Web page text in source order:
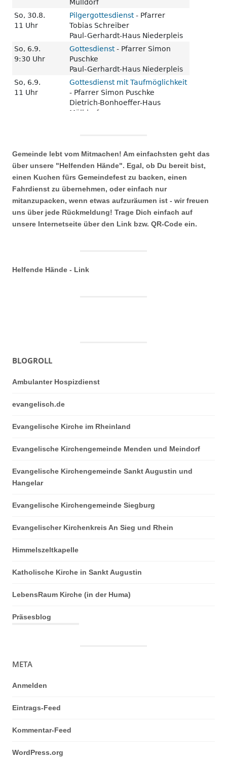
Gemeinde lebt vom Mitmachen! Am einfachsten geht das
über unsere "Helfenden Hände". Egal, ob Du bereit bist,
einen Kuchen fürs Gemeindefest zu backen, einen
Fahrdienst zu übernehmen, oder einfach nur
mitanzupacken, wenn etwas aufzuräumen ist - wir freuen
uns über jede Rückmeldung! Trage Dich einfach auf
unsere Internetseite über den Link bzw. QR-Code ein.
Helfende Hände - Link
BLOGROLL
Ambulanter Hospizdienst
evangelisch.de
Evangelische Kirche im Rheinland
Evangelische Kirchengemeinde Menden und Meindorf
Evangelische Kirchengemeinde Sankt Augustin und
Hangelar
Evangelische Kirchengemeinde Siegburg
Evangelischer Kirchenkreis An Sieg und Rhein
Himmelszeltkapelle
Katholische Kirche in Sankt Augustin
LebensRaum Kirche (in der Huma)
Präsesblog
META
Anmelden
Eintrags-Feed
Kommentar-Feed
WordPress.org